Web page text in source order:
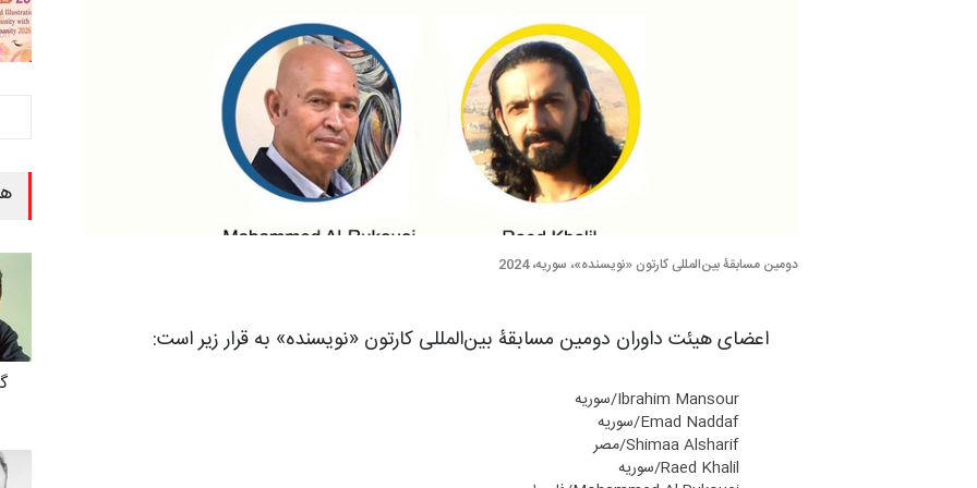
دومین مسابقۀ بین‌المللی کارتون «نویسنده‌»، سوریه، 2024
اعضای هیئت داوران دومین مسابقۀ بین‌المللی کارتون «نویسنده» به قرار زیر است:
Ibrahim Mansour/سوریه
Emad Naddaf/سوریه
Shimaa Alsharif/مصر
Raed Khalil/سوریه